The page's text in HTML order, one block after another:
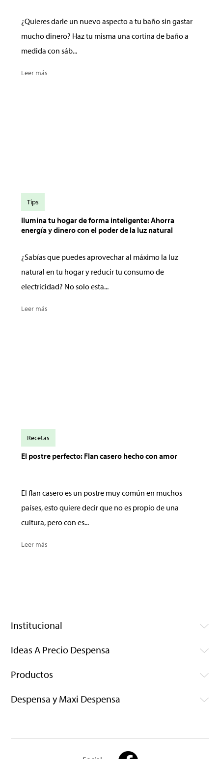
¿Quieres darle un nuevo aspecto a tu baño sin gastar
mucho dinero? Haz tu misma una cortina de baño a
medida con sáb...
Leer más
Ilumina tu hogar de forma inteligente: Ahorra
energía y dinero con el poder de la luz natural
¿Sabías que puedes aprovechar al máximo la luz
natural en tu hogar y reducir tu consumo de
electricidad? No solo esta...
Leer más
Tips
El postre perfecto: Flan casero hecho con amor
El flan casero es un postre muy común en muchos
países, esto quiere decir que no es propio de una
cultura, pero con es...
Leer más
Recetas
Institucional
Ideas A Precio Despensa
Productos
Despensa y Maxi Despensa